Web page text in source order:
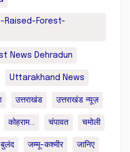
Raised-Forest-
News Dehradun
Uttarakhand News
उत्तराखंड उत्तराखंड न्यूज़
कोहराम... चंपावत चमोली
जम्मू-कश्मीर जानिए